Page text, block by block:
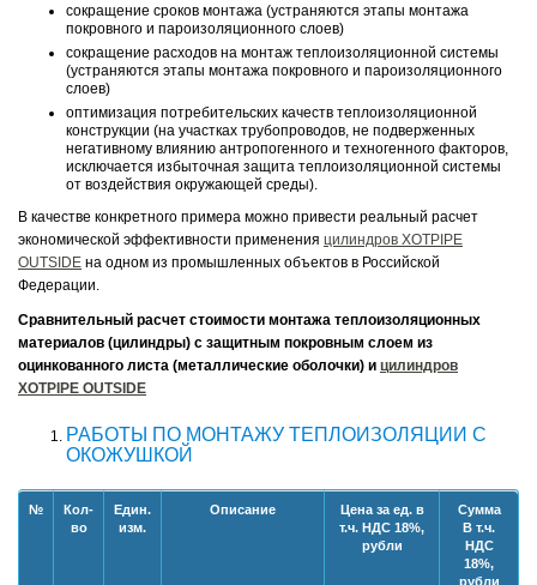
сокращение сроков монтажа (устраняются этапы монтажа
покровного и пароизоляционного слоев)
сокращение расходов на монтаж теплоизоляционной системы
(устраняются этапы монтажа покровного и пароизоляционного
слоев)
оптимизация потребительских качеств теплоизоляционной
конструкции (на участках трубопроводов, не подверженных
негативному влиянию антропогенного и техногенного факторов,
исключается избыточная защита теплоизоляционной системы
от воздействия окружающей среды).
В качестве конкретного примера можно привести реальный расчет
экономической эффективности применения цилиндров XOTPIPE
OUTSIDE на одном из промышленных объектов в Российской
Федерации.
Сравнительный расчет стоимости монтажа теплоизоляционных
материалов (цилиндры) с защитным покровным слоем из
оцинкованного листа (металлические оболочки) и цилиндров
XOTPIPE OUTSIDE
РАБОТЫ ПО МОНТАЖУ ТЕПЛОИЗОЛЯЦИИ С
ОКОЖУШКОЙ
№
Кол-
во
Един.
изм.
Описание
Цена за ед. в
т.ч. НДС 18%,
рубли
Сумма
В т.ч.
НДС
18%,
рубли